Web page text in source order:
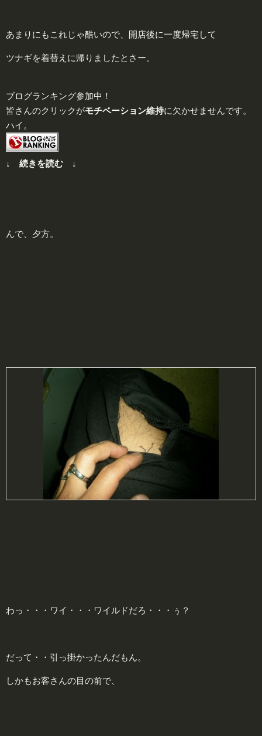
あまりにもこれじゃ酷いので、開店後に一度帰宅して
ツナギを着替えに帰りましたとさー。
ブログランキング参加中！
皆さんのクリックがモチベーション維持に欠かせませんです。
ハイ。
↓ 続きを読む ↓
んで、夕方。
わっ・・・ワイ・・・ワイルドだろ・・・ぅ？
だって・・引っ掛かったんだもん。
しかもお客さんの目の前で、